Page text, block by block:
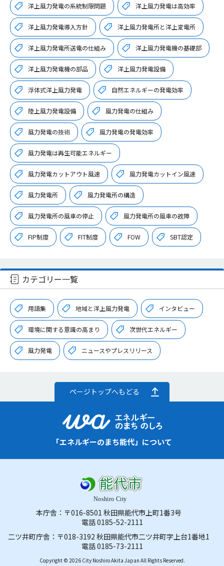
洋上風力発電の系統制限問題 洋上風力発電は高効率
洋上風力発電導入方針 洋上風力発電所と洋上変電所
洋上風力発電所送電の仕組み 洋上風力発電機の基礎部
洋上風力発電機の部品 洋上風力発電設備
浮体式洋上風力発電 自然エネルギーの発電効率
陸上風力発電設備 風力発電の仕組み
風力発電の技術 風力発電の発電効率
風力発電は再生可能エネルギー
風力発電カットアウト風速 風力発電カットイン風速
風力発電所 風力発電所の構造
風力発電所の風車の停止 風力発電所の風車の故障
FIP制度 FIT制度 FOW SBT認定
カテゴリー一覧
用語集 地域と洋上風力発電 インタビュー
環境に関する意識の高まり 次世代エネルギー
風力発電 ニュースやプレスリリース
ページトップへもどる
「エネルギーのまち能代」について
本庁舎：〒016-8501 秋田県能代市上町1番3号
電話 0185-52-2111
二ツ井町庁舎：〒018-3192 秋田県能代市二ツ井町字上台1番地1
電話 0185-73-2111
Copyright ©︎ 2026 City Noshiro Akita Japan All Rights Reserved.